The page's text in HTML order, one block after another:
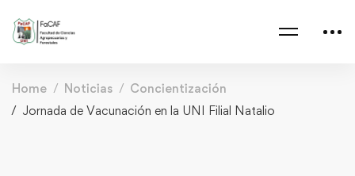
Home Noticias
Concientización
Jornada de Vacunación en la UNI Filial Natalio